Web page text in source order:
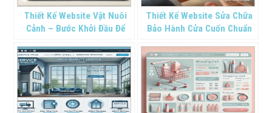
Thiết Kế Website Vật Nuôi
Cảnh – Bước Khởi Đầu Để
Kiểng Online
Thiết Kế Website Sửa Chữa
Bảo Hành Cửa Cuốn Chuẩn